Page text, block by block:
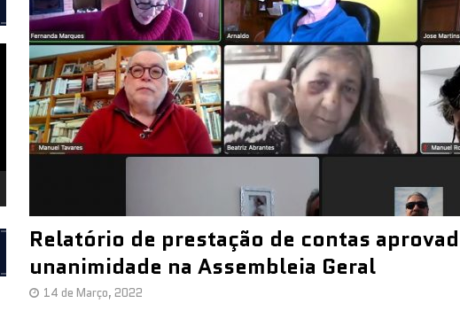
Relatório de prestação de contas
unanimidade na Assembleia Geral
14 de Março, 2022